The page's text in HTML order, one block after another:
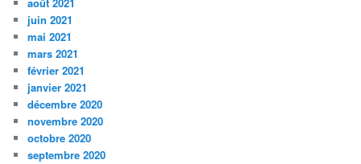
juin 2021
mai 2021
mars 2021
février 2021
janvier 2021
décembre 2020
novembre 2020
octobre 2020
septembre 2020